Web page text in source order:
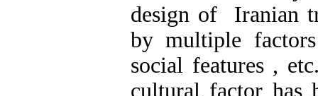
design of Iranian
by multiple
social features ,
cultural factor has